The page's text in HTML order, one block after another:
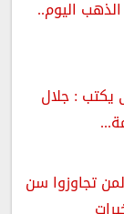
اليوم..
يكتب : جلال
تجاوزوا سن